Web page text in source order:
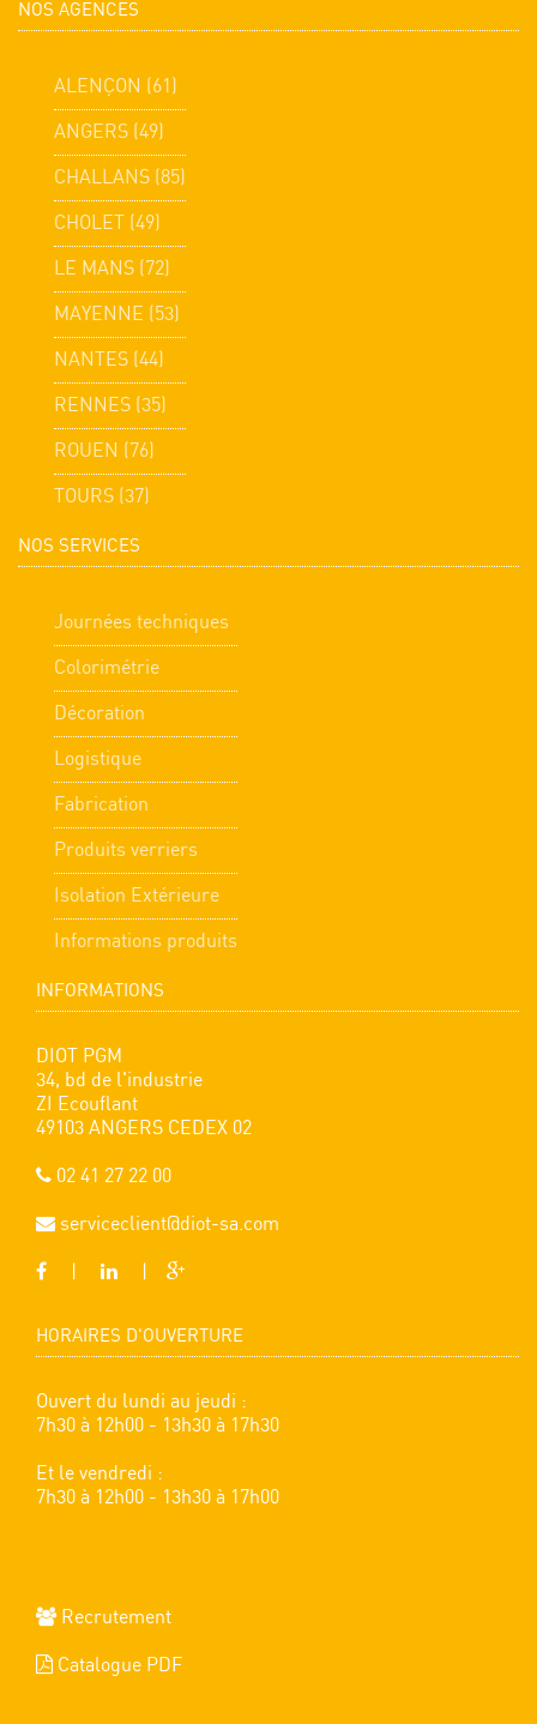
NOS AGENCES
ALENÇON (61)
ANGERS (49)
CHALLANS (85)
CHOLET (49)
LE MANS (72)
MAYENNE (53)
NANTES (44)
RENNES (35)
ROUEN (76)
TOURS (37)
NOS SERVICES
Journées techniques
Colorimétrie
Décoration
Logistique
Fabrication
Produits verriers
Isolation Extérieure
Informations produits
INFORMATIONS
DIOT PGM
34, bd de l'industrie
ZI Ecouflant
49103 ANGERS CEDEX 02
02 41 27 22 00
serviceclient@diot-sa.com
HORAIRES D'OUVERTURE
Ouvert du lundi au jeudi :
7h30 à 12h00 - 13h30 à 17h30
Et le vendredi :
7h30 à 12h00 - 13h30 à 17h00
Recrutement
Catalogue PDF